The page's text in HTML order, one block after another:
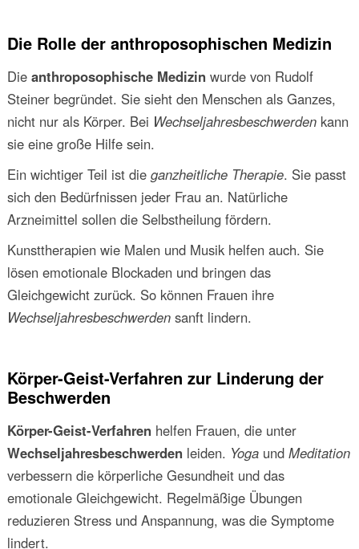
Die Rolle der anthroposophischen Medizin
Die anthroposophische Medizin wurde von Rudolf
Steiner begründet. Sie sieht den Menschen als Ganzes,
nicht nur als Körper. Bei Wechseljahresbeschwerdenkann
sie eine große Hilfe sein.
Ein wichtiger Teil ist die ganzheitliche Therapie. Sie passt
sich den Bedürfnissen jeder Frau an. Natürliche
Arzneimittel sollen die Selbstheilung fördern.
Kunsttherapien wie Malen und Musik helfen auch. Sie
lösen emotionale Blockaden und bringen das
Gleichgewicht zurück. So können Frauen ihre
Wechseljahresbeschwerdensanft lindern.
Körper-Geist-Verfahren zur Linderung der
Beschwerden
Körper-Geist-Verfahren helfen Frauen, die unter
Wechseljahresbeschwerden leiden. Yogaund Meditation
verbessern die körperliche Gesundheit und das
emotionale Gleichgewicht. Regelmäßige Übungen
reduzieren Stress und Anspannung, was die Symptome
lindert.